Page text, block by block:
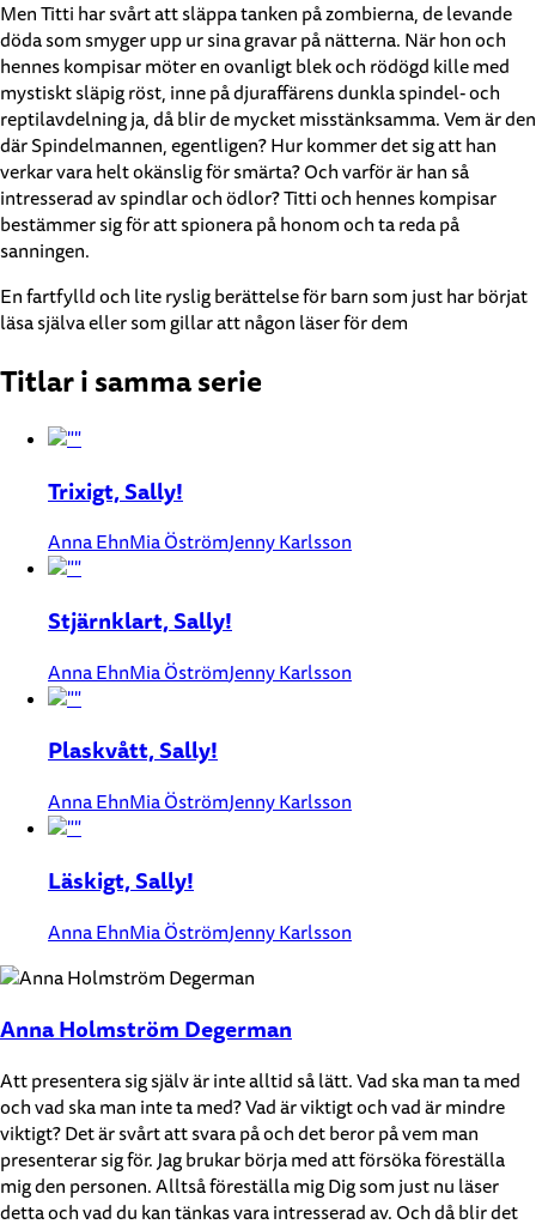
Men Titti har svårt att släppa tanken på zombierna, de levande
döda som smyger upp ur sina gravar på nätterna. När hon och
hennes kompisar möter en ovanligt blek och rödögd kille med
mystiskt släpig röst, inne på djuraffärens dunkla spindel- och
reptilavdelning ja, då blir de mycket misstänksamma. Vem är den
där Spindelmannen, egentligen? Hur kommer det sig att han
verkar vara helt okänslig för smärta? Och varför är han så
intresserad av spindlar och ödlor? Titti och hennes kompisar
bestämmer sig för att spionera på honom och ta reda på
sanningen.
En fartfylld och lite ryslig berättelse för barn som just har börjat
läsa själva eller som gillar att någon läser för dem
Titlar i samma serie
Trixigt, Sally!
Anna EhnMia ÖströmJenny Karlsson
Stjärnklart, Sally!
Anna EhnMia ÖströmJenny Karlsson
Plaskvått, Sally!
Anna EhnMia ÖströmJenny Karlsson
Läskigt, Sally!
Anna EhnMia ÖströmJenny Karlsson
Anna Holmström Degerman
Att presentera sig själv är inte alltid så lätt. Vad ska man ta med
och vad ska man inte ta med? Vad är viktigt och vad är mindre
viktigt? Det är svårt att svara på och det beror på vem man
presenterar sig för. Jag brukar börja med att försöka föreställa
mig den personen. Alltså föreställa mig Dig som just nu läser
detta och vad du kan tänkas vara intresserad av. Och då blir det